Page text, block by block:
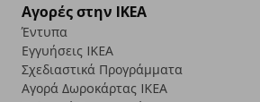
Αγορές στην IKEA
Έντυπα
Εγγυήσεις IKEA
Σχεδιαστικά Προγράμματα
Αγορά Δωρoκάρτας IKEA